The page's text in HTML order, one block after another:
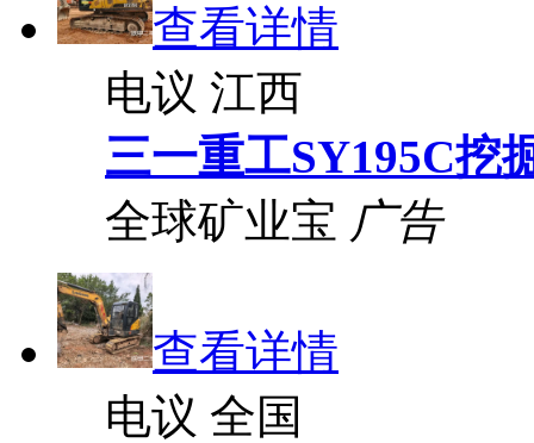
查看详情
电议 江西
三一重工SY195C挖
全球矿业宝 广告
查看详情
电议 全国